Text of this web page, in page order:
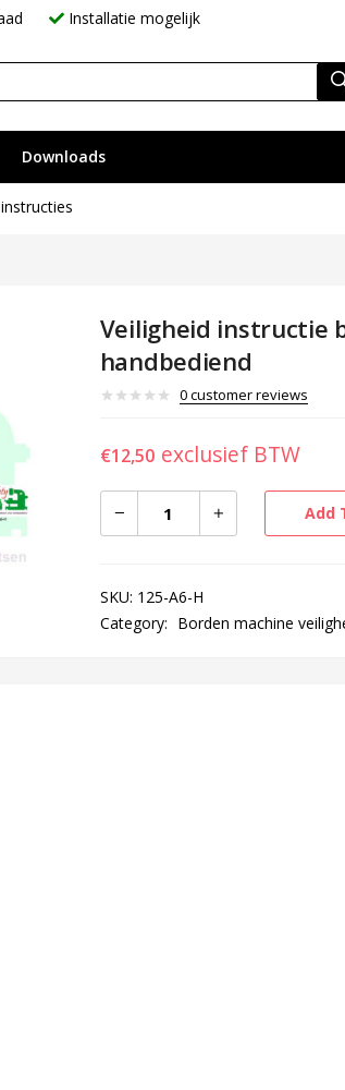
Installatie mogelijk
Downloads
Veiligheid instructie
handbediend
0customer reviews
€12,50 exclusief BTW
Add
SKU: 125-A6-H
Category: Borden machine